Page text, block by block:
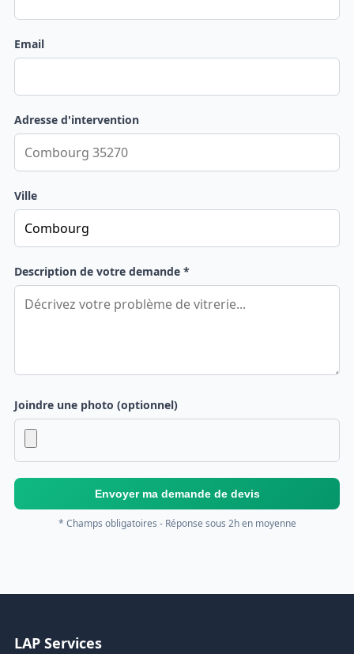
Email
Adresse d'intervention
Ville
Description de votre demande *
Joindre une photo (optionnel)
Envoyer ma demande de devis
* Champs obligatoires - Réponse sous 2h en moyenne
LAP Services